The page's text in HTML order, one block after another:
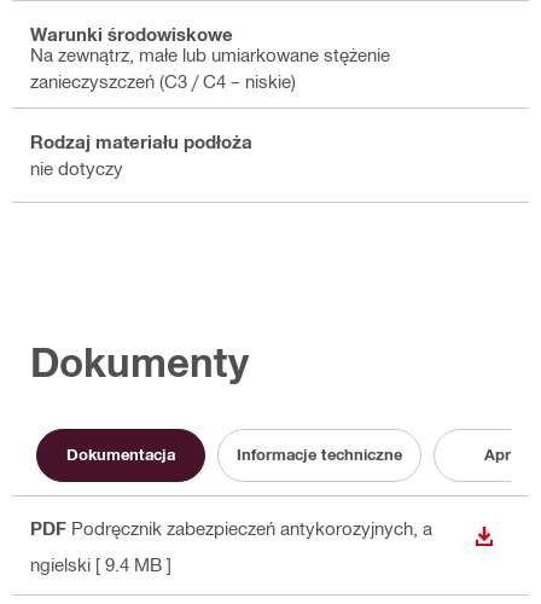
Warunki środowiskowe
Na zewnątrz, małe lub umiarkowane stężenie
zanieczyszczeń (C3 / C4 – niskie)
Rodzaj materiału podłoża
nie dotyczy
Dokumenty
Dokumentacja Informacje techniczne
PDF Podręcznik zabezpieczeń antykorozyjnych , a
ngielski [ 9.4 MB ]